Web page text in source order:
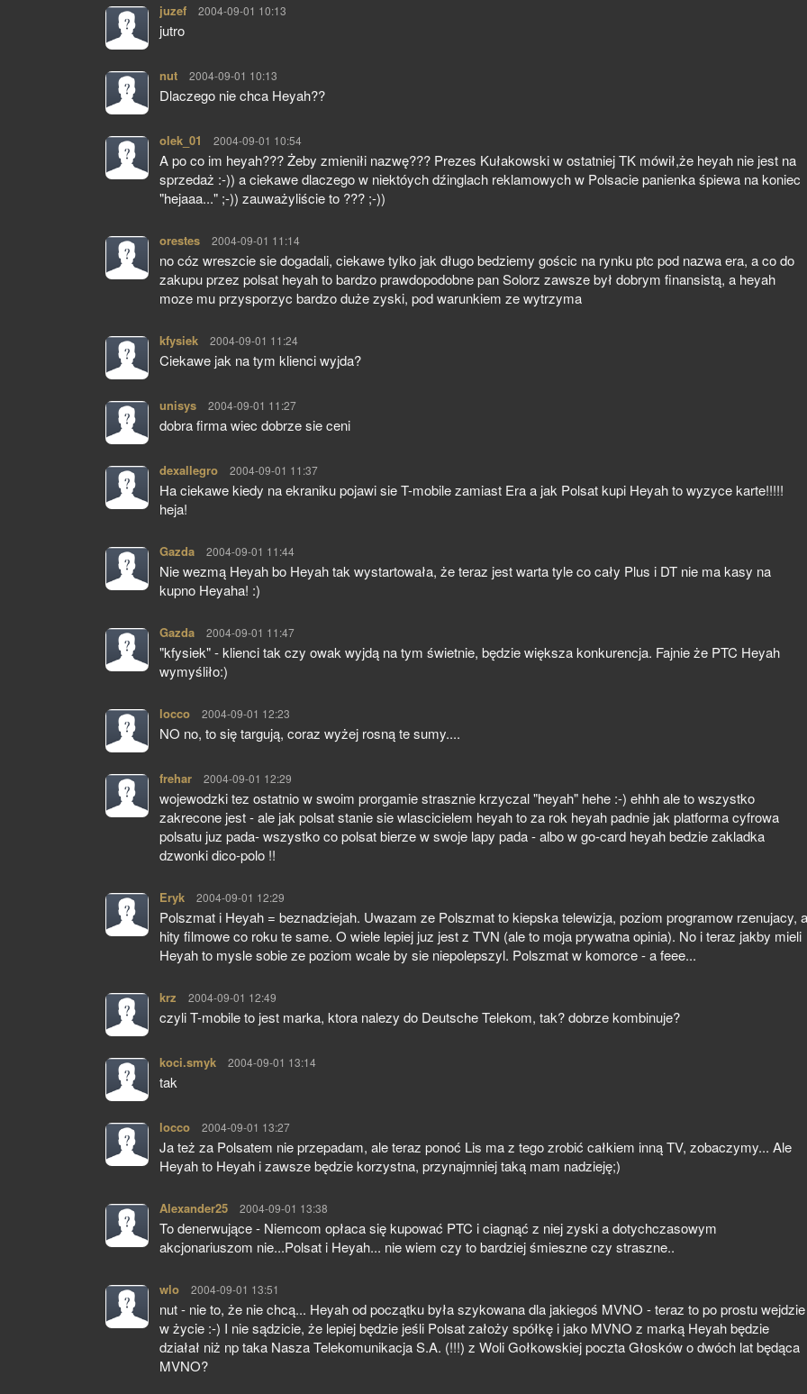
juzef pisze:
2004-09-01 10:13
jutro
nut pisze:
2004-09-01 10:13
Dlaczego nie chca Heyah??
olek_01 pisze:
2004-09-01 10:54
A po co im heyah??? Żeby zmieniłi nazwę??? Prezes Kułakowski w ostatniej TK mówił,że heyah nie jest na
sprzedaż :-)) a ciekawe dlaczego w niektóych dźinglach reklamowych w Polsacie panienka śpiewa na koniec
"hejaaa..." ;-)) zauważyliście to ??? ;-))
orestes pisze:
2004-09-01 11:14
no cóz wreszcie sie dogadali, ciekawe tylko jak długo bedziemy gościc na rynku ptc pod nazwa era, a co do
zakupu przez polsat heyah to bardzo prawdopodobne pan Solorz zawsze był dobrym finansistą, a heyah
moze mu przysporzyc bardzo duże zyski, pod warunkiem ze wytrzyma
kfysiek pisze:
2004-09-01 11:24
Ciekawe jak na tym klienci wyjda?
unisys pisze:
2004-09-01 11:27
dobra firma wiec dobrze sie ceni
dexallegro pisze:
2004-09-01 11:37
Ha ciekawe kiedy na ekraniku pojawi sie T-mobile zamiast Era a jak Polsat kupi Heyah to wyzyce karte!!!!!
heja!
Gazda pisze:
2004-09-01 11:44
Nie wezmą Heyah bo Heyah tak wystartowała, że teraz jest warta tyle co cały Plus i DT nie ma kasy na
kupno Heyaha! :)
Gazda pisze:
2004-09-01 11:47
"kfysiek" - klienci tak czy owak wyjdą na tym świetnie, będzie większa konkurencja. Fajnie że PTC Heyah
wymyśliło:)
locco pisze:
2004-09-01 12:23
NO no, to się targują, coraz wyżej rosną te sumy....
frehar pisze:
2004-09-01 12:29
wojewodzki tez ostatnio w swoim prorgamie strasznie krzyczal "heyah" hehe :-) ehhh ale to wszystko
zakrecone jest - ale jak polsat stanie sie wlascicielem heyah to za rok heyah padnie jak platforma cyfrowa
polsatu juz pada- wszystko co polsat bierze w swoje lapy pada - albo w go-card heyah bedzie zakladka
dzwonki dico-polo !!
Eryk pisze:
2004-09-01 12:29
Polszmat i Heyah = beznadziejah. Uwazam ze Polszmat to kiepska telewizja, poziom programow rzenujacy, a
hity filmowe co roku te same. O wiele lepiej juz jest z TVN (ale to moja prywatna opinia). No i teraz jakby mieli
Heyah to mysle sobie ze poziom wcale by sie niepolepszyl. Polszmat w komorce - a feee...
krz pisze:
2004-09-01 12:49
czyli T-mobile to jest marka, ktora nalezy do Deutsche Telekom, tak? dobrze kombinuje?
koci.smyk pisze:
2004-09-01 13:14
tak
locco pisze:
2004-09-01 13:27
Ja też za Polsatem nie przepadam, ale teraz ponoć Lis ma z tego zrobić całkiem inną TV, zobaczymy... Ale
Heyah to Heyah i zawsze będzie korzystna, przynajmniej taką mam nadzieję;)
Alexander25 pisze:
2004-09-01 13:38
To denerwujące - Niemcom opłaca się kupować PTC i ciagnąć z niej zyski a dotychczasowym
akcjonariuszom nie...Polsat i Heyah... nie wiem czy to bardziej śmieszne czy straszne..
wlo pisze:
2004-09-01 13:51
nut - nie to, że nie chcą... Heyah od początku była szykowana dla jakiegoś MVNO - teraz to po prostu wejdzie
w życie :-) I nie sądzicie, że lepiej będzie jeśli Polsat założy spółkę i jako MVNO z marką Heyah będzie
działał niż np taka Nasza Telekomunikacja S.A. (!!!) z Woli Gołkowskiej poczta Głosków o dwóch lat będąca
MVNO?